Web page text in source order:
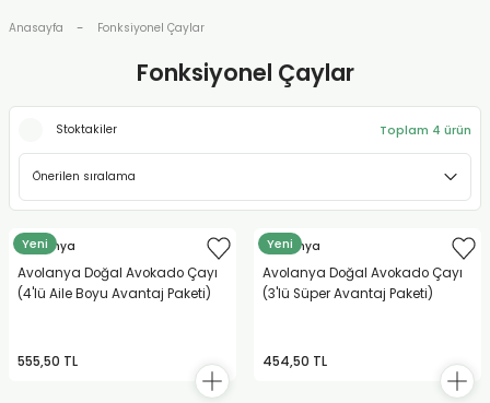
Anasayfa Fonksiyonel Çaylar
Fonksiyonel Çaylar
Stoktakiler Toplam 4 ürün
Yeni
Avolanya
Avolanya Doğal Avokado Çayı
(4'lü Aile Boyu Avantaj Paketi)
555,50 TL
Yeni
Avolanya
Avolanya Doğal Avokado Çayı
(3'lü Süper Avantaj Paketi)
454,50 TL